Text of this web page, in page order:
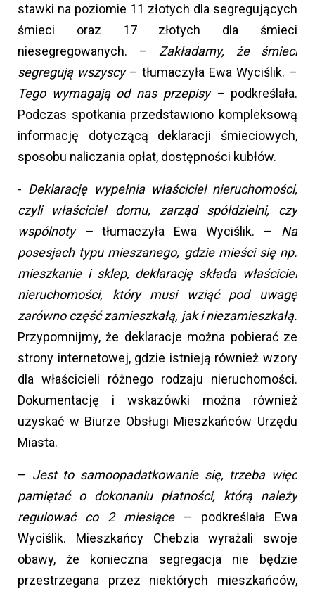
stawki na poziomie 11 złotych dla segregujących
śmieci oraz 17 złotych dla śmieci
niesegregowanych. – Zakładamy, że śmieci
segregują wszyscy– tłumaczyła Ewa Wyciślik. –
Tego wymagają od nas przepisy – podkreślała.
Podczas spotkania przedstawiono kompleksową
informację dotyczącą deklaracji śmieciowych,
sposobu naliczania opłat, dostępności kubłów.
- Deklarację wypełnia właściciel nieruchomości,
czyli właściciel domu, zarząd spółdzielni, czy
wspólnoty – tłumaczyła Ewa Wyciślik. – Na
posesjach typu mieszanego, gdzie mieści się np.
mieszkanie i sklep, deklarację składa właściciel
nieruchomości, który musi wziąć pod uwagę
zarówno część zamieszkałą, jak i niezamieszkałą.
Przypomnijmy, że deklaracje można pobierać ze
strony internetowej, gdzie istnieją również wzory
dla właścicieli różnego rodzaju nieruchomości.
Dokumentację i wskazówki można również
uzyskać w Biurze Obsługi Mieszkańców Urzędu
Miasta.
– Jest to samoopadatkowanie się, trzeba więc
pamiętać o dokonaniu płatności, którą należy
regulować co 2 miesiące – podkreślała Ewa
Wyciślik. Mieszkańcy Chebzia wyrażali swoje
obawy, że konieczna segregacja nie będzie
przestrzegana przez niektórych mieszkańców,